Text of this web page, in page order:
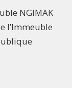
NGIMAK
l’Immeuble